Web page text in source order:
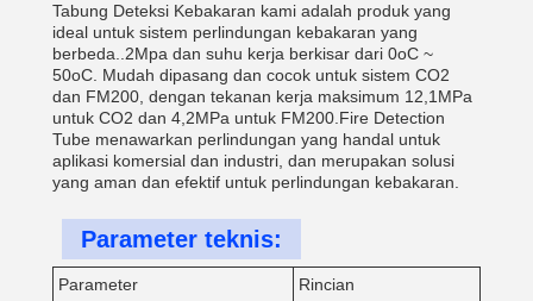
Tabung Deteksi Kebakaran kami adalah produk yang
ideal untuk sistem perlindungan kebakaran yang
berbeda..2Mpa dan suhu kerja berkisar dari 0oC ~
50oC. Mudah dipasang dan cocok untuk sistem CO2
dan FM200, dengan tekanan kerja maksimum 12,1MPa
untuk CO2 dan 4,2MPa untuk FM200.Fire Detection
Tube menawarkan perlindungan yang handal untuk
aplikasi komersial dan industri, dan merupakan solusi
yang aman dan efektif untuk perlindungan kebakaran.
Parameter teknis:
Parameter
Rincian